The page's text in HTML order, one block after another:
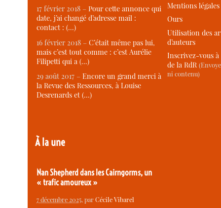
17 février 2018 –Pour cette annonce qui
date, j’ai changé d’adresse mail :
contact : (…)
16 février 2018 –C’était même pas lui,
mais c’est tout comme : c’est Aurélie
Filipetti qui a (…)
29 août 2017 –Encore un grand merci à
la Revue des Ressources, à Louise
Desrenards et (…)
À la une
Nan Shepherd dans les Cairngorms, un
« trafic amoureux »
7 décembre 2025, parCécile Vibarel
Mentions légales
Ours
Utilisation des
d’auteurs
Inscrivez-vous
de la RdR
ni contenu)